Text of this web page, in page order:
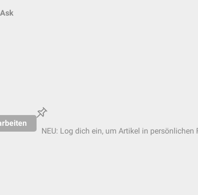
Ask
NEU: Log dich ein, um Artikel in